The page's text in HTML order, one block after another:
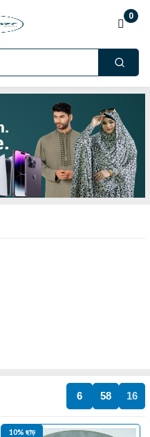
0
6 58 16
10% ছাড়